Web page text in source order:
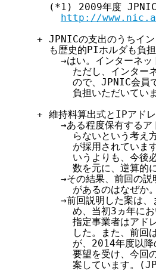
(*1) 2009年度 JPNIC
http://
+ JPNICの支出のうちイン
も歴史的PIホルダも負
→はい。インターネッ
ただし、インター
ので、JPNIC会員で
負担いただいてい
+ 維持料算出式とIPアド
→ある程度保有するア
らないという考え
が採用されていま
いうよりも、今後
数を元に、逆算的
→その結果、前回の説
        があるのはなぜか。
→前回説明した案は、
め、当初3ヵ年にお
指定事業者はアド
した。また、前回
が、2014年度以降
要望を受け、今回
案しています。